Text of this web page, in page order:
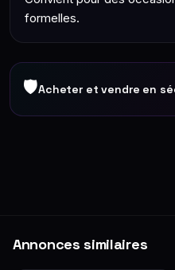
formelles.
🛡Acheter et vendre en
Annonces similaires